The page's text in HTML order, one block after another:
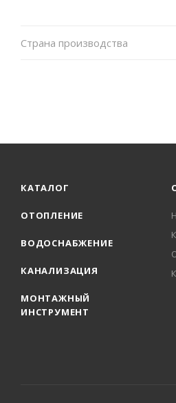
Страна производства
КАТАЛОГ
ОТОПЛЕНИЕ
ВОДОСНАБЖЕНИЕ
КАНАЛИЗАЦИЯ
МОНТАЖНЫЙ
ИНСТРУМЕНТ